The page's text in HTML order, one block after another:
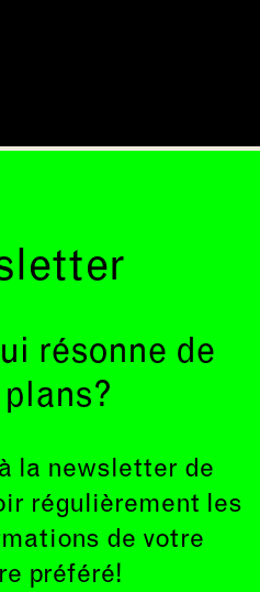
résonne de
la newsletter de
régulièrement les
de votre
préféré!